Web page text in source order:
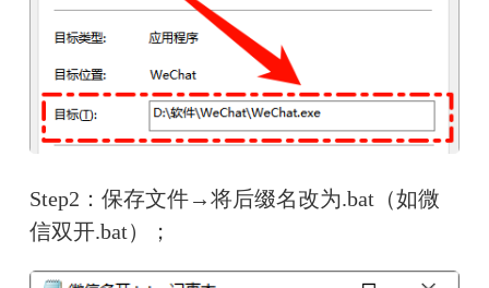
Step2：保存文件→将后缀名改为.bat（如微
信双开.bat）；